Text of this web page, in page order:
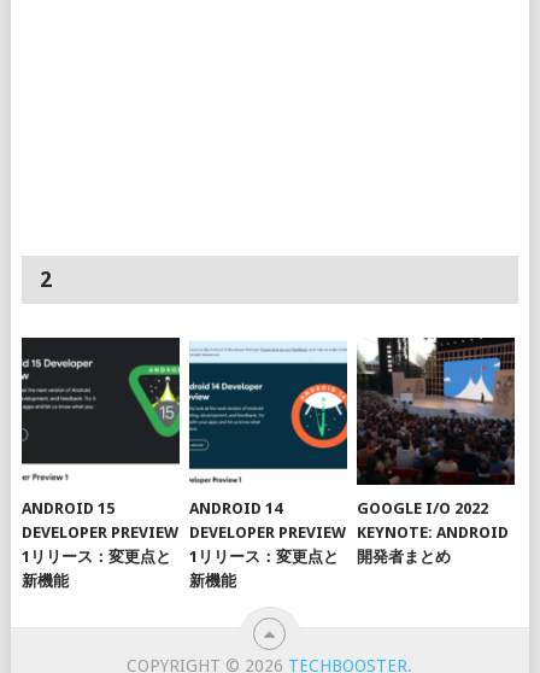
2
ANDROID 15
DEVELOPER PREVIEW
1リリース：変更点と
新機能
ANDROID 14
DEVELOPER PREVIEW
1リリース：変更点と
新機能
GOOGLE I/O 2022
KEYNOTE: ANDROID
開発者まとめ
COPYRIGHT © 2026 TECHBOOSTER.